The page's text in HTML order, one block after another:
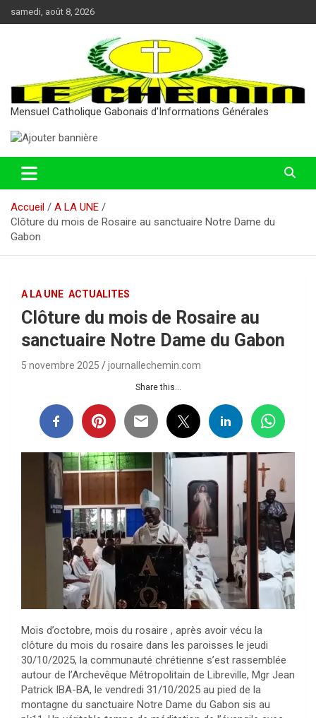
au
samedi, août 8, 2026
Mensuel Catholique Gabonais d'Informations Générales
Accueil
A LA UNE
Clôture du mois de Rosaire au sanctuaire Notre Dame du
Gabon
A LA UNE ACTUALITES
Clôture du mois de Rosaire au
sanctuaire Notre Dame du Gabon
5 novembre 2025 journallechemin.com
Share this...
Mois d’octobre, mois du rosaire , après avoir vécu la
clôture du mois du rosaire dans les paroisses le jeudi
30/10/2025, la communauté chrétienne s’est rassemblée
autour de l’Archevêque Métropolitain de Libreville, Mgr Jean
Patrick IBA-BA, le vendredi 31/10/2025 au pied de la
montagne du sanctuaire Notre Dame du Gabon sis au